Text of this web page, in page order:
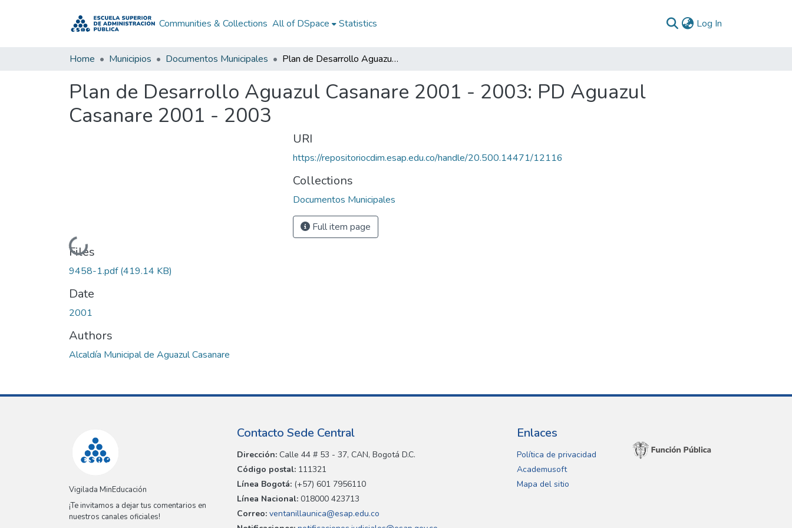
Communities & Collections All of DSpace Statistics Log In
Home Municipios Documentos Municipales Plan de Desarrollo Aguazul Casanare 2001 - 2003: PD Aguazul Casanare 2001 - 2003
Plan de Desarrollo Aguazul Casanare 2001 - 2003: PD Aguazul
Casanare 2001 - 2003
Loading...
Files
9458-1.pdf(419.14 KB)
Date
2001
Authors
Alcaldía Municipal de Aguazul Casanare
URI
https://repositoriocdim.esap.edu.co/handle/20.500.14471/12116
Collections
Documentos Municipales
Full item page
Vigilada MinEducación
¡Te invitamos a dejar tus comentarios en
nuestros canales oficiales!
Contacto Sede Central
Dirección: Calle 44 # 53 - 37, CAN, Bogotá D.C.
Código postal: 111321
Línea Bogotá: (+57) 601 7956110
Línea Nacional: 018000 423713
Correo: ventanillaunica@esap.edu.co
Enlaces
Política de privacidad
Academusoft
Mapa del sitio